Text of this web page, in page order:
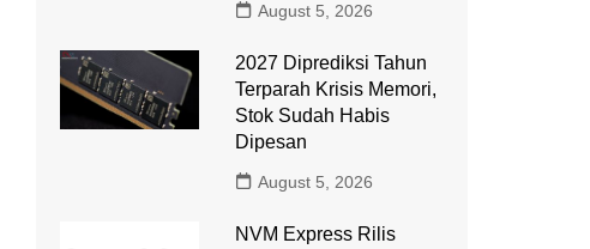
August 5, 2026
2027 Diprediksi Tahun
Terparah Krisis Memori,
Stok Sudah Habis
Dipesan
August 5, 2026
NVM Express Rilis